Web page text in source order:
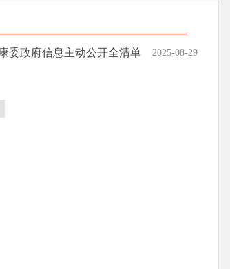
委政府信息主动公开全清单 2025-08-29